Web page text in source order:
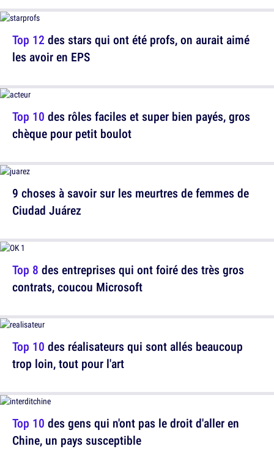
Top 10 des rôles faciles et super bien payés, gros
chèque pour petit boulot
Top 8 des entreprises qui ont foiré des très gros
contrats, coucou Microsoft
Top 10 des gens qui n'ont pas le droit d'aller en
Chine, un pays susceptible
Top 12 des stars qui ont été profs, on aurait aimé
les avoir en EPS
9 choses à savoir sur les meurtres de femmes de
Ciudad Juárez
Top 10 des réalisateurs qui sont allés beaucoup
trop loin, tout pour l'art